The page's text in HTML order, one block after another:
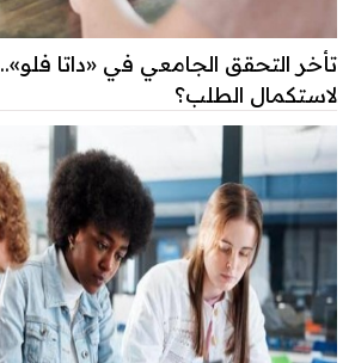
تأخر التحقق الجامعي في «داتا
لاستكمال الطلب؟